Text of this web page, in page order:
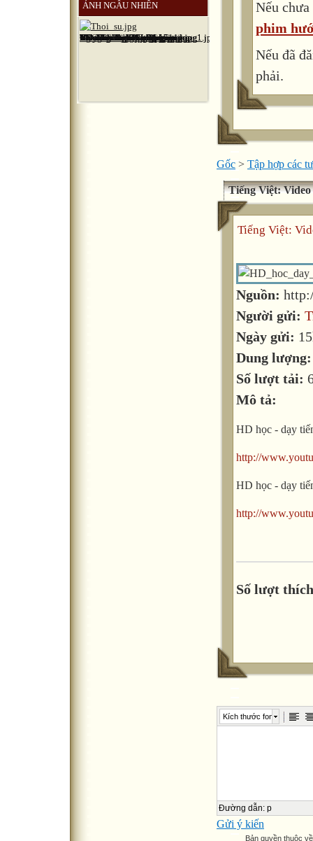
ẢNH NGẪU NHIÊN
Nếu
phim
Nếu đã
phải.
Gốc > Tập hợp các
Tiếng Việt:
Tiếng Việt:
Nguồn:
Người gửi:
Ngày gửi:
Dung
Số lượt tải:
Mô tả:
HD học - dạy
http://
HD học - dạy
http://
Số lượt
Kích thước font
Đường dẫn: p
Gửi ý kiến
Bản quyền thuộc